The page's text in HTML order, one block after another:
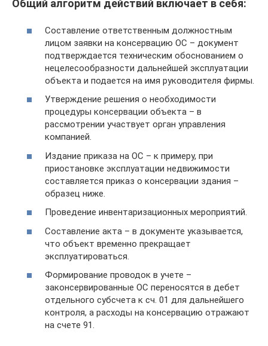
Общий алгоритм действий включает в себя:
Составление ответственным должностным
лицом заявки на консервацию ОС – документ
подтверждается техническим обоснованием о
нецелесообразности дальнейшей эксплуатации
объекта и подается на имя руководителя фирмы.
Утверждение решения о необходимости
процедуры консервации объекта – в
рассмотрении участвует орган управления
компанией.
Издание приказа на ОС – к примеру, при
приостановке эксплуатации недвижимости
составляется приказ о консервации здания –
образец ниже.
Проведение инвентаризационных мероприятий.
Составление акта – в документе указывается,
что объект временно прекращает
эксплуатироваться.
Формирование проводок в учете –
законсервированные ОС переносятся в дебет
отдельного субсчета к сч. 01 для дальнейшего
контроля, а расходы на консервацию отражают
на счете 91.